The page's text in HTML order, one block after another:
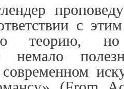
с
теорию,
немало